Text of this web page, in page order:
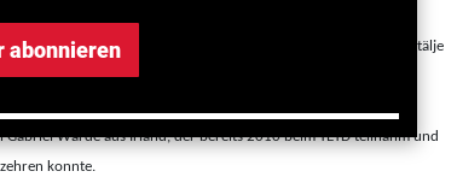
abonnierenauf dem Scania-Werksgelände im schwedischen Södertälje
allerdings nur die 24 Besten, die jeweils ihr Land vertraten.
als ein nagelneuer Scania im Wert von 100.000 Euro. Die
Gabriel Warde aus Irland, der bereits 2010 beim YETD teilnahm und
konnte.